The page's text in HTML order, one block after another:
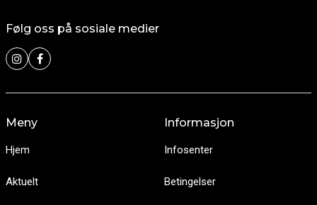
Følg oss på sosiale medier
Meny
Hjem
Aktuelt
Informasjon
Infosenter
Betingelser